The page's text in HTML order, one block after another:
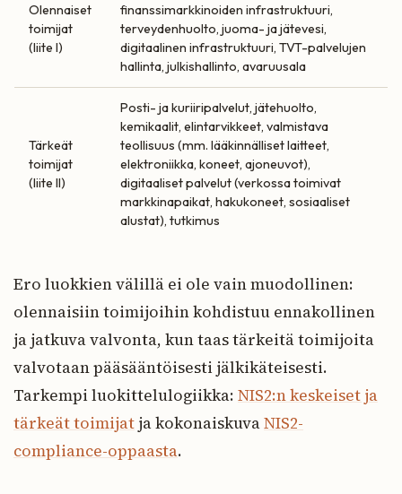
Olennaiset
toimijat
(liite I)
finanssimarkkinoiden infrastruktuuri,
terveydenhuolto, juoma- ja jätevesi,
digitaalinen infrastruktuuri, TVT-palvelujen
hallinta, julkishallinto, avaruusala
Tärkeät
toimijat
(liite II)
Posti- ja kuriiripalvelut, jätehuolto,
kemikaalit, elintarvikkeet, valmistava
teollisuus (mm. lääkinnälliset laitteet,
elektroniikka, koneet, ajoneuvot),
digitaaliset palvelut (verkossa toimivat
markkinapaikat, hakukoneet, sosiaaliset
alustat), tutkimus
Ero luokkien välillä ei ole vain muodollinen:
olennaisiin toimijoihin kohdistuu ennakollinen
ja jatkuva valvonta, kun taas tärkeitä toimijoita
valvotaan pääsääntöisesti jälkikäteisesti.
Tarkempi luokittelulogiikka: NIS2:n keskeiset ja
tärkeät toimijat ja kokonaiskuvaNIS2-
compliance-oppaasta.